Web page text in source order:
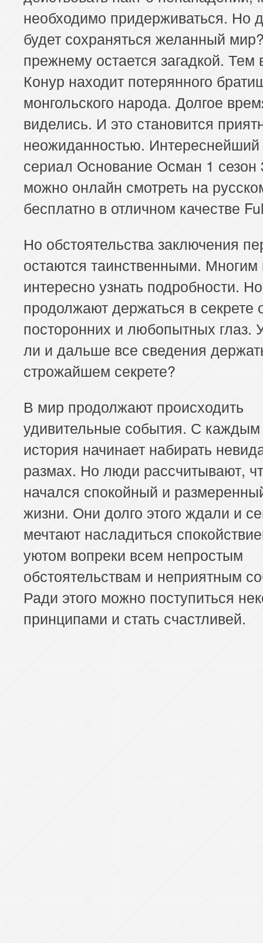
необходимо придерживаться. Но
будет сохраняться желанный
прежнему остается загадкой.
Конур находит потерянного
монгольского народа. Долгое
виделись. И это становится
неожиданностью. Интереснейший
сериал Основание Осман 1 сезон
можно онлайн смотреть на
бесплатно в отличном качестве
Но обстоятельства заключения
остаются таинственными. Многим
интересно узнать подробности.
продолжают держаться в секрете
посторонних и любопытных глаз.
ли и дальше все сведения
строжайшем секрете?
В мир продолжают происходить
удивительные события. С
история начинает набирать
размах. Но люди рассчитывают,
начался спокойный и
жизни. Они долго этого ждали и
мечтают насладиться
уютом вопреки всем непростым
обстоятельствам и неприятным
Ради этого можно поступиться
принципами и стать счастливей.